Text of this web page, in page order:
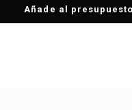
Añade al presupuesto